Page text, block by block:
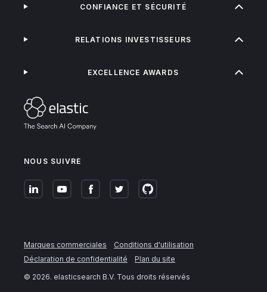
NOUS SUIVRE
CONFIANCE ET SÉCURITÉ
RELATIONS INVESTISSEURS
EXCELLENCE AWARDS
Marques commerciales
Conditions d'utilisation
Déclaration de confidentialité
Plan du site
© 2026. elasticsearch B.V. Tous droits réservés